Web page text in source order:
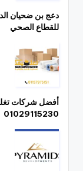
دعج بن ضحيان
للقطاع الصحي
أفضل شركات
01029115230